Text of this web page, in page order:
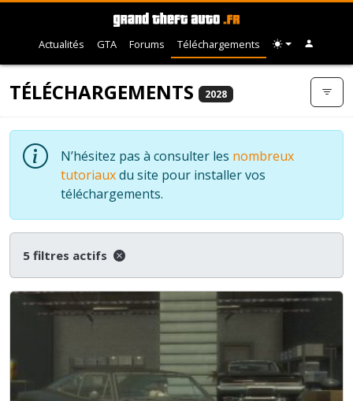
Actualités GTA Forums Téléchargements
TÉLÉCHARGEMENTS 2028
N’hésitez pas à consulter les nombreux
tutoriauxdu site pour installer vos
téléchargements.
5 filtres actifs